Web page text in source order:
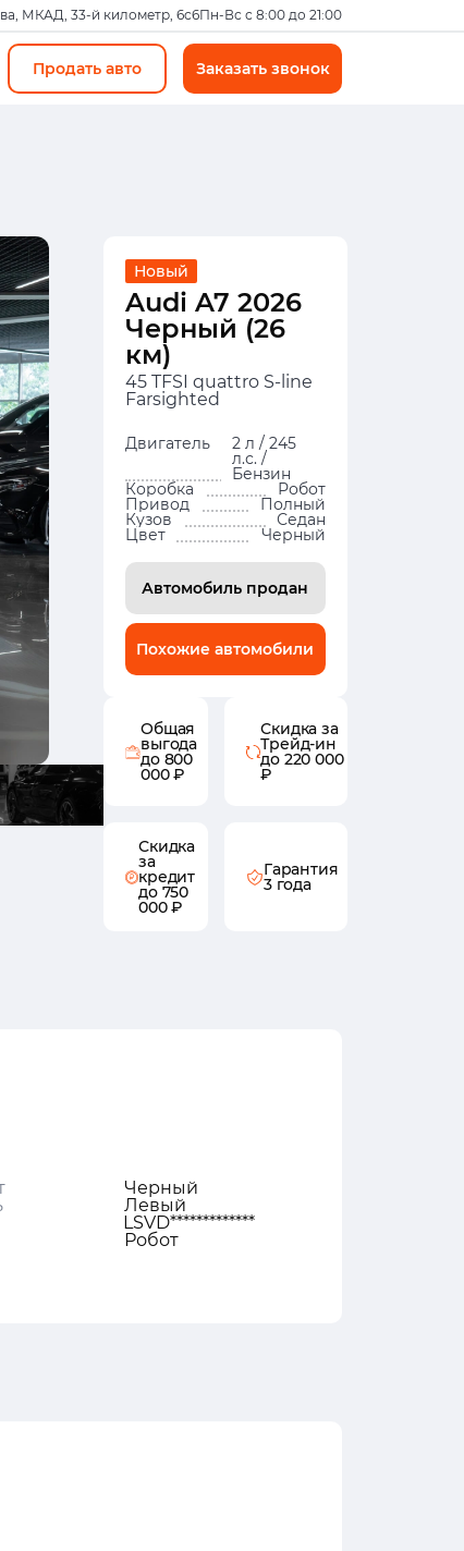
МКАД, 33-й километр, 6с6Пн-Вс с 8:00 до 21:00
Продать авто Заказать звонок
Новый
Audi A7 2026
Черный (26
км)
45 TFSI quattro S-line
Farsighted
Двигатель 2 л / 245
л.с. /
Бензин
Коробка Робот
Привод Полный
Кузов Седан
Цвет Черный
Автомобиль продан
Похожие автомобили
Общая
выгода
до 800
000 ₽
Скидка за
Трейд-ин
до 220 000
₽
Скидка
за
кредит
до 750
000 ₽
Гарантия
3 года
Черный
Левый
LSVD*************
Робот